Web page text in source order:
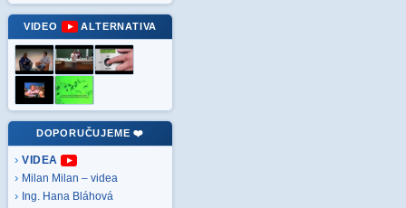
VIDEO ALTERNATIVA
DOPORUČUJEME ❤️
VIDEA
Milan Milan – videa
Ing. Hana Bláhová